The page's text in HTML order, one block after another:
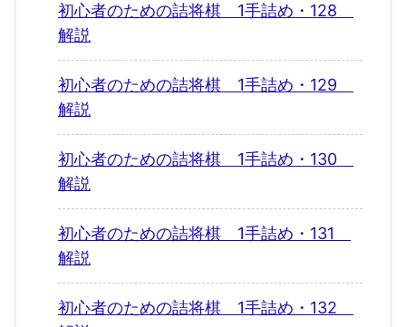
初心者のための詰将棋 1手詰め・128
解説
初心者のための詰将棋 1手詰め・129
解説
初心者のための詰将棋 1手詰め・130
解説
初心者のための詰将棋 1手詰め・131
解説
初心者のための詰将棋 1手詰め・132